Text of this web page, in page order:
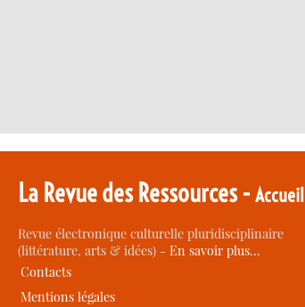
La Revue des Ressources -Accueil
Revue électronique culturelle pluridisciplinaire
(littérature, arts & idées) -En savoir plus…
Contacts
Mentions légales